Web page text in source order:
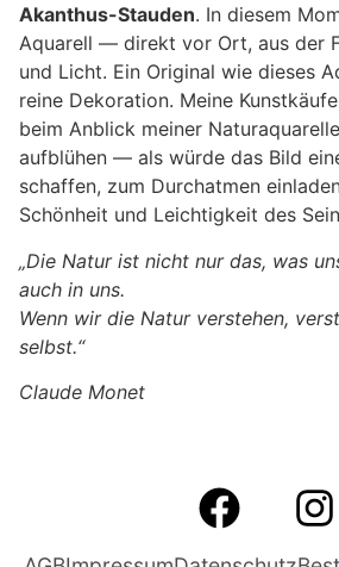
Akanthus-Stauden. In diesem
Aquarell — direkt vor Ort, aus der
und Licht. Ein Original wie dieses
reine Dekoration. Meine
beim Anblick meiner
aufblühen — als würde das Bild
schaffen, zum Durchatmen
Schönheit und Leichtigkeit des
„Die Natur ist nicht nur das, was
auch in uns.
Wenn wir die Natur verstehen,
selbst.“
Claude Monet